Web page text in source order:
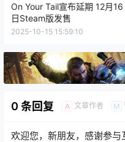
On Your Tail宣布延期 12月16
日Steam版发售
2025-10-15 15:59:10
0 条回复 A 文章作者 M
欢迎您，新朋友，感谢参与